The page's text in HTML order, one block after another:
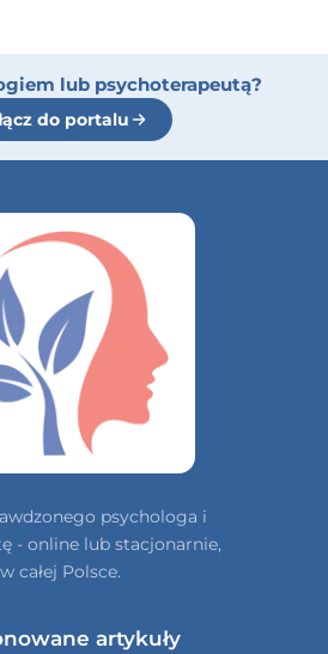
lub psychoterapeutą?
do portalu
psychologa i
- online lub stacjonarnie,
w całej Polsce.
artykuły